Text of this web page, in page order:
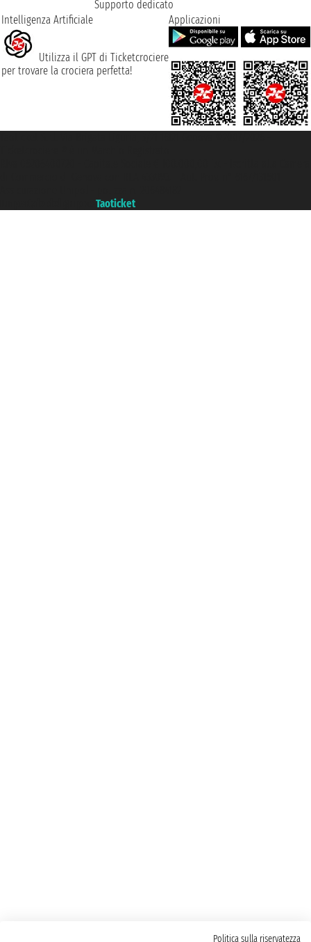
Supporto dedicato
Intelligenza Artificiale
Utilizza il GPT di Ticketcrociere
per trovare la crociera perfetta!
Applicazioni
Taoticket
Politica sulla riservatezza